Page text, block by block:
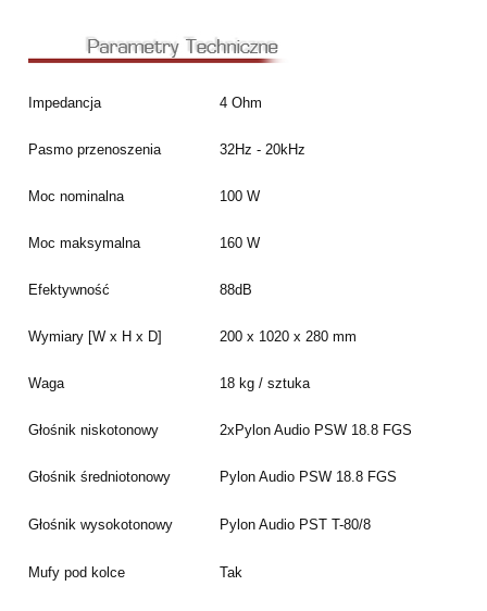
Impedancja 4 Ohm
Pasmo przenoszenia 32Hz - 20kHz
Moc nominalna 100 W
Moc maksymalna 160 W
Efektywność 88dB
Wymiary [W x H x D] 200 x 1020 x 280 mm
Waga 18 kg / sztuka
Głośnik niskotonowy 2xPylon Audio PSW 18.8 FGS
Głośnik średniotonowy Pylon Audio PSW 18.8 FGS
Głośnik wysokotonowy Pylon Audio PST T-80/8
Mufy pod kolce Tak